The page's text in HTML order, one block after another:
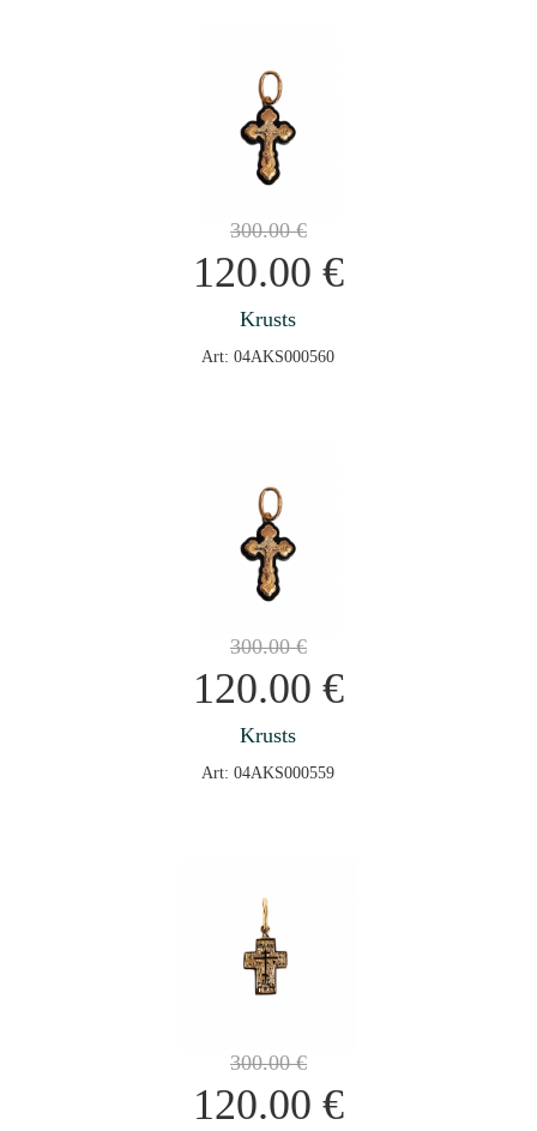
300.00€
120.00 €
Krusts
Art: 04AKS000560
300.00€
120.00 €
Krusts
Art: 04AKS000559
300.00€
120.00 €